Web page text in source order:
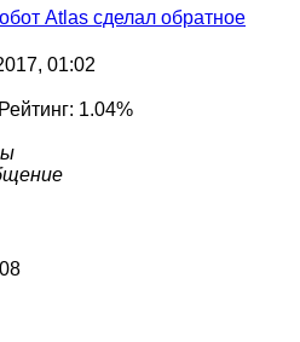
Atlas сделал обратное
01:02
1.04%